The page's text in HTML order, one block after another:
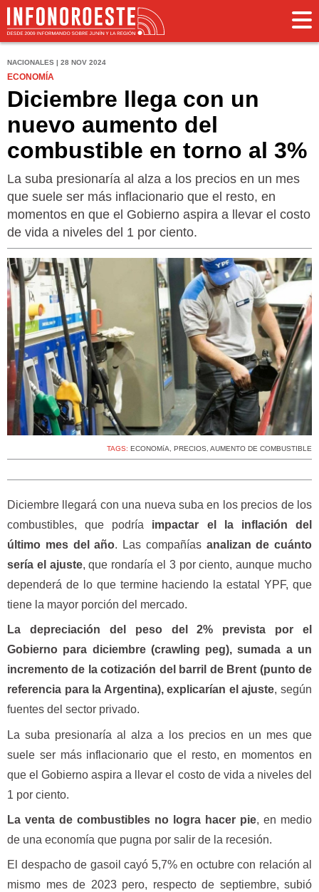
NACIONALES | 28 NOV 2024
ECONOMÍA
Diciembre llega con un
nuevo aumento del
combustible en torno al 3%
La suba presionaría al alza a los precios en un mes
que suele ser más inflacionario que el resto, en
momentos en que el Gobierno aspira a llevar el costo
de vida a niveles del 1 por ciento.
TAGS: ECONOMíA, PRECIOS, AUMENTO DE COMBUSTIBLE
Diciembre llegará con una nueva suba en los precios de los
combustibles, que podría impactar el la inflación del
último mes del año. Las compañías analizan de cuánto
sería el ajuste, que rondaría el 3 por ciento, aunque mucho
dependerá de lo que termine haciendo la estatal YPF, que
tiene la mayor porción del mercado.
La depreciación del peso del 2% prevista por el
Gobierno para diciembre (crawling peg), sumada a un
incremento de la cotización del barril de Brent (punto de
referencia para la Argentina), explicarían el ajuste, según
fuentes del sector privado.
La suba presionaría al alza a los precios en un mes que
suele ser más inflacionario que el resto, en momentos en
que el Gobierno aspira a llevar el costo de vida a niveles del
1 por ciento.
La venta de combustibles no logra hacer pie, en medio
de una economía que pugna por salir de la recesión.
El despacho de gasoil cayó 5,7% en octubre con relación al
mismo mes de 2023 pero, respecto de septiembre, subió